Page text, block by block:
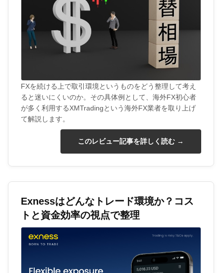
FXを続ける上で取引環境というものをどう整理して考え
ると迷いにくいのか。その具体例として、海外FX初心者
が多く利用するXMTradingという海外FX業者を取り上げ
て解説します。
このレビュー記事を詳しく読む →
Exnessはどんなトレード環境か？コス
トと資金効率の視点で整理